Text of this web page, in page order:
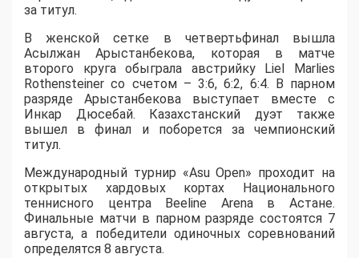
за титул.
В женской сетке в четвертьфинал вышла
Асылжан Арыстанбекова, которая в матче
второго круга обыграла австрийку Liel Marlies
Rothensteiner со счетом – 3:6, 6:2, 6:4. В парном
разряде Арыстанбекова выступает вместе с
Инкар Дюсебай. Казахстанский дуэт также
вышел в финал и поборется за чемпионский
титул.
Международный турнир «Asu Open» проходит на
открытых хардовых кортах Национального
теннисного центра Beeline Arena в Астане.
Финальные матчи в парном разряде состоятся 7
августа, а победители одиночных соревнований
определятся 8 августа.